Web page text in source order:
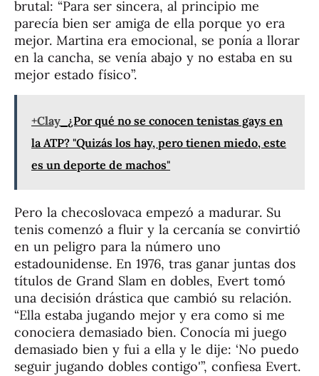
brutal: “Para ser sincera, al principio me
parecía bien ser amiga de ella porque yo era
mejor. Martina era emocional, se ponía a llorar
en la cancha, se venía abajo y no estaba en su
mejor estado físico”.
+Clay ¿Por qué no se conocen tenistas gays en
la ATP? "Quizás los hay, pero tienen miedo, este
es un deporte de machos"
Pero la checoslovaca empezó a madurar. Su
tenis comenzó a fluir y la cercanía se convirtió
en un peligro para la número uno
estadounidense. En 1976, tras ganar juntas dos
títulos de Grand Slam en dobles, Evert tomó
una decisión drástica que cambió su relación.
“Ella estaba jugando mejor y era como si me
conociera demasiado bien. Conocía mi juego
demasiado bien y fui a ella y le dije: ‘No puedo
seguir jugando dobles contigo'”, confiesa Evert.